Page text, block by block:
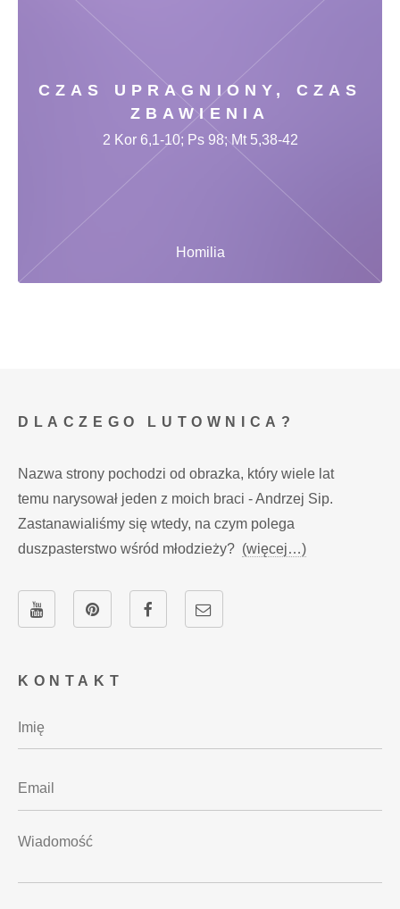
CZAS UPRAGNIONY, CZAS
ZBAWIENIA
Homilia
2 Kor 6,1-10; Ps 98; Mt 5,38-42
KONTAKT
DLACZEGO LUTOWNICA?
Nazwa strony pochodzi od obrazka, który wiele lat
temu narysował jeden z moich braci - Andrzej Sip.
Zastanawialiśmy się wtedy, na czym polega
duszpasterstwo wśród młodzieży? (więcej…)